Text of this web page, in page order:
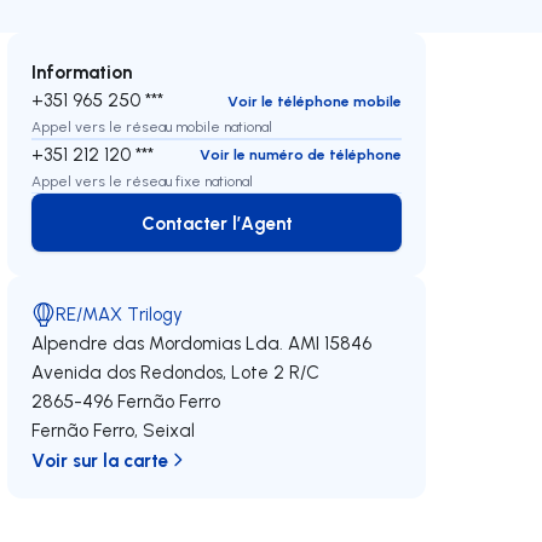
Information
+351 965 250 ***
Voir le téléphone mobile
Appel vers le réseau mobile national
+351 212 120 ***
Voir le numéro de téléphone
Appel vers le réseau fixe national
Contacter l’Agent
Contacter l’Agent
RE/MAX Trilogy
Alpendre das Mordomias Lda. AMI 15846
Avenida dos Redondos, Lote 2 R/C
2865-496 Fernão Ferro
Fernão Ferro, Seixal
Voir sur la carte